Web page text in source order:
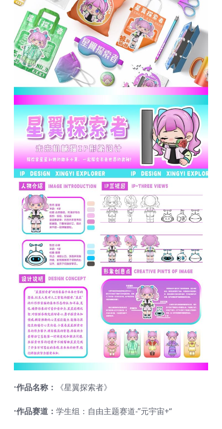
·作品名称： 《星翼探索者》
·作品赛道： 学生组：自由主题赛道-”元宇宙+“